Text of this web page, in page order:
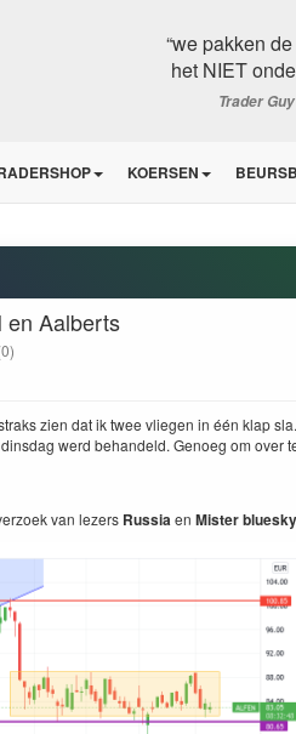
“we pakken
het NIET
Trader Guy
KOERSEN
en Aalberts
zien dat ik twee vliegen in één klap sla.
werd behan­deld. Genoeg om over
van lez­ers Rus­siaen Mis­ter bluesky